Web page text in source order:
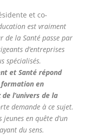
et co-
est vraiment
la Santé passe par
d’entreprises
spécialisés.
et Santé répond
en
l’univers de la
demande à ce sujet.
en quête d’un
du sens.